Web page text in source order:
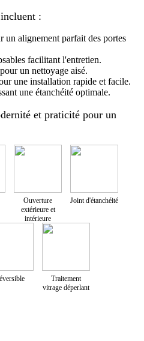
:
alignement parfait des portes
facilitant l'entretien.
un nettoyage aisé.
une installation rapide et facile.
une étanchéité optimale.
et praticité pour un
Ouverture
extérieure et
intérieure
Joint d'étanchéité
Traitement
vitrage déperlant